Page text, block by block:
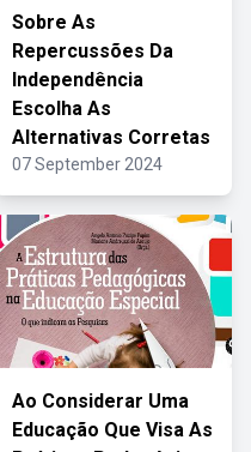
Sobre As
Repercussões Da
Independência
Escolha As
Alternativas Corretas
07 September 2024
Ao Considerar Uma
Educação Que Visa As